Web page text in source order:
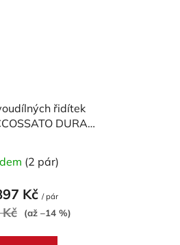
řidítek
DURAL
(2 pár)
Kč/ pár
(až –14 %)